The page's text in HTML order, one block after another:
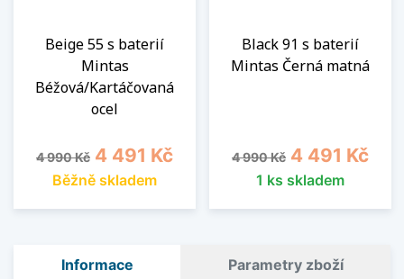
Beige 55 s baterií
Mintas
Béžová/Kartáčovaná
ocel
Běžná cena
4 990 Kč Cena
4 491 Kč
Běžně skladem
Black 91 s baterií
Mintas Černá matná
Běžná cena
4 990 Kč Cena
4 491 Kč
1 ks skladem
Informace Parametry zboží